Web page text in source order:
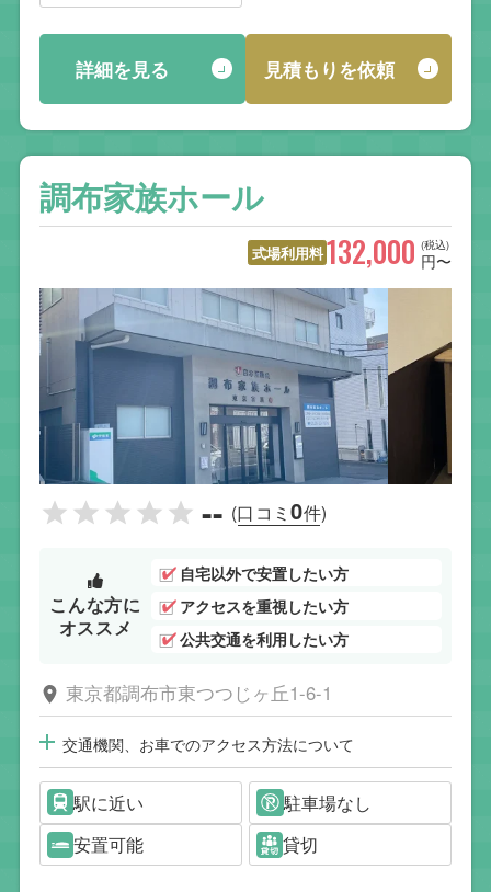
詳細を見る 見積もりを依頼
調布家族ホール
式場利用料 (税込)
132,000 円〜
-- (口コミ0件)
こんな方に
オススメ
自宅以外で安置したい方
アクセスを重視したい方
公共交通を利用したい方
東京都調布市東つつじヶ丘1-6-1
交通機関、お車でのアクセス方法について
駅に近い
駐車場なし
安置可能
貸切